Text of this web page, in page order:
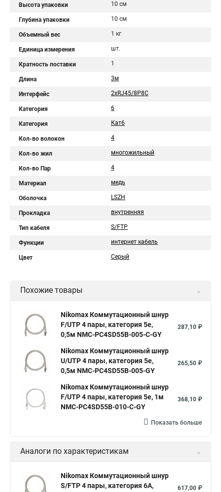
Высота упаковки 10 см
Глубина упаковки 10 см
Объемный вес 1 кг
Единица измерения шт.
Кратность поставки 1
Длина 3м
Интерфейс 2хRJ45/8P8C
Категория 6
Категория Кат6
Кол-во волокон 4
Кол-во жил многожильный
Кол-во Пар 4
Материал медь
Оболочка LSZH
Прокладка внутренняя
Тип кабеля S/FTP
Функции интернет кабель
Цвет Серый
Похожие товары
Nikomax Коммутационный шнур
F/UTP 4 пары, категория 5е,
0,5м NMC-PC4SD55B-005-C-GY
287,10 ₽
Nikomax Коммутационный шнур
U/UTP 4 пары, категория 5е,
0,5м NMC-PC4SD55B-005-GY
265,50 ₽
Nikomax Коммутационный шнур
F/UTP 4 пары, категория 5е, 1м
NMC-PC4SD55B-010-C-GY
368,10 ₽
Показать больше
Аналоги по характеристикам
Nikomax Коммутационный шнур
S/FTP 4 пары, категория 6A,
617,00 ₽